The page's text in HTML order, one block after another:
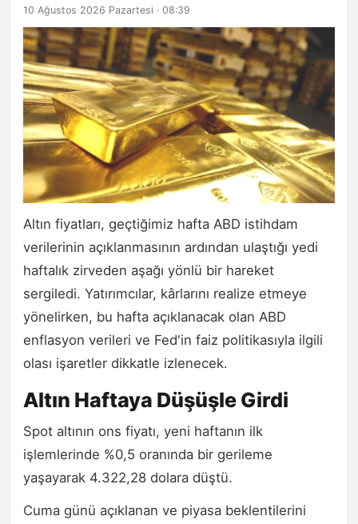
10 Ağustos 2026 Pazartesi · 08:39
Altın fiyatları, geçtiğimiz hafta ABD istihdam
verilerinin açıklanmasının ardından ulaştığı yedi
haftalık zirveden aşağı yönlü bir hareket
sergiledi. Yatırımcılar, kârlarını realize etmeye
yönelirken, bu hafta açıklanacak olan ABD
enflasyon verileri ve Fed'in faiz politikasıyla ilgili
olası işaretler dikkatle izlenecek.
Altın Haftaya Düşüşle Girdi
Spot altının ons fiyatı, yeni haftanın ilk
işlemlerinde %0,5 oranında bir gerileme
yaşayarak 4.322,28 dolara düştü.
Cuma günü açıklanan ve piyasa beklentilerini